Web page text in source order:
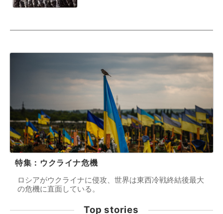
特集：ウクライナ危機
ロシアがウクライナに侵攻、世界は東西冷戦終結後最大
の危機に直面している。
Top stories